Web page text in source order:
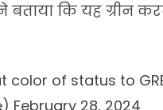
कि यह ग्रीन
color of status to
February 28, 2024